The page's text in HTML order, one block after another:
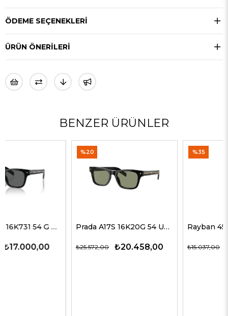
ÖDEME SEÇENEKLERI
ÜRÜN ÖNERILERI
BENZER ÜRÜNLER
Prada A17S 16K20G 54 Unisex Güneş Gözlükleri
₺20.458,00
₺25.572,00
Rayban 4547 601/58 60 Erkek Güneş Gözlükleri
₺9.774,00
₺15.037,00